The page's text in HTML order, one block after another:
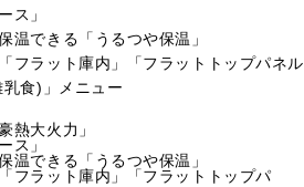
ス」
温できる「うるつや保温」
フラット庫内」「フラットトップパネ
食)」メニュー
熱大火力」
ス」
温できる「うるつや保温」
フラット庫内」「フラットトップパ